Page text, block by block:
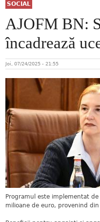
SOCIAL
AJOFM BN:
încadrează
Joi, 07/24/2025 - 21:55
Programul este implementat
milioane de euro, provenind